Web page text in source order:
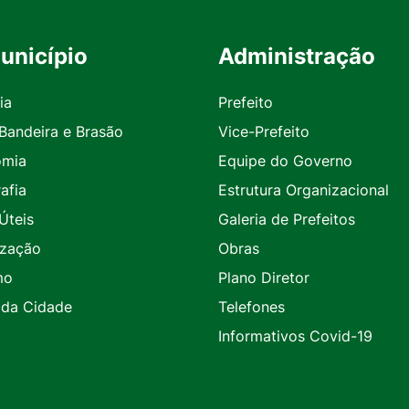
e Brasão
Cidade
Administração
Prefeito
Vice-Prefeito
Equipe do Governo
Estrutura Organizacional
Galeria de Prefeitos
Obras
Plano Diretor
Telefones
Informativos Covid-19